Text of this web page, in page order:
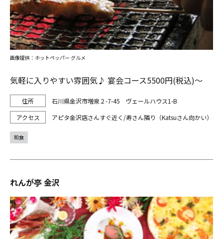
気軽に入りやすい雰囲気♪ 宴会コース5500円(税込)～
石川県金沢市増泉２-7-45 ヴェールハウス1-B
アピタ金沢店さんすぐ近く/寿さん隣り（Katsuさん向かい）
画像提供：ホットペッパー グルメ
和食
れんが亭 金沢